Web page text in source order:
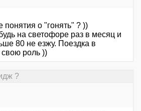
понятия о "гонять" ? ))
на светофоре раз в месяц и
80 не езжу. Поездка в
роль ))
?